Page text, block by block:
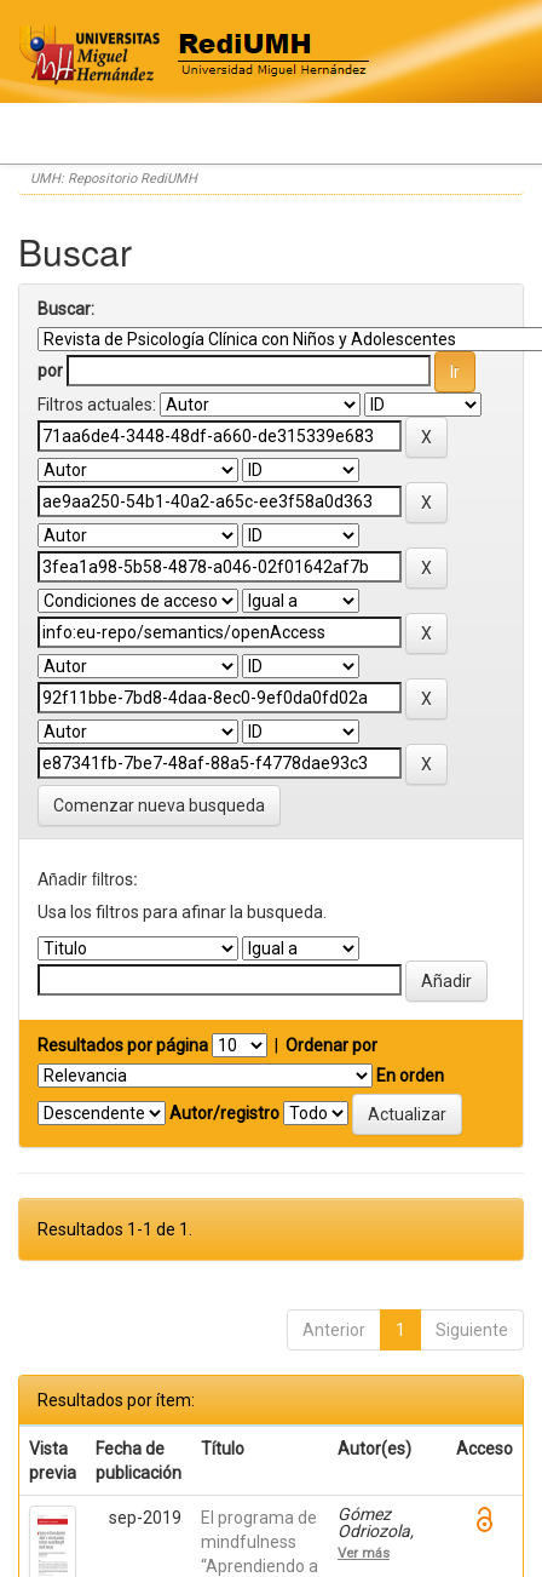
Skip
navigation
UMH: Repositorio RediUMH
Buscar
Buscar:
por
Filtros actuales:
Comenzar nueva busqueda
Añadir filtros:
Usa los filtros para afinar la busqueda.
Resultados por página
Ordenar por
En orden
Autor/registro
Resultados 1-1 de 1.
Anterior 1 Siguiente
Resultados por ítem:
Vista
previa
Fecha de
publicación
Título Autor(es) Acceso
sep-2019
El programa de
mindfulness
“Aprendiendo a
Gómez
Odriozola,
Joana;
Calvete
Ver más